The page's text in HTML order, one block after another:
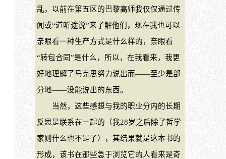
乱，以前在第五区的巴黎高师我仅仅通过传
闻或“道听途说”来了解他们，现在我也可以
亲眼看一种生产方式是什么样的，亲眼看
“转包合同”是什么，所以，在我看来，我更
好地理解了马克思努力说出而——至少是部
分地——没能说出的东西。
当然，这些感想与我的职业分内的长期
反思是联系在一起的（我28岁之后除了哲学
家则什么也不是了），其结果就是这本书的
形成，该书在那些急于浏览它的人看来是奇